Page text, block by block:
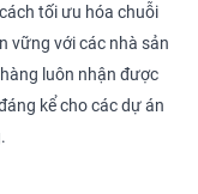
tối ưu hóa chuỗi
vững với các nhà sản
luôn nhận được
kể cho các dự án